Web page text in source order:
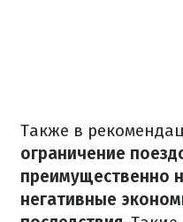
Также в
ограничение
преимущественно
негативные